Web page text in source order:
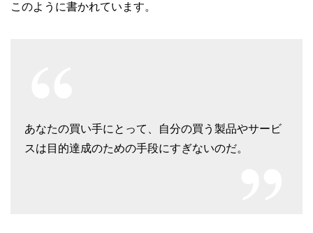
このように書かれています。
あなたの買い手にとって、自分の買う製品やサービ
スは目的達成のための手段にすぎないのだ。